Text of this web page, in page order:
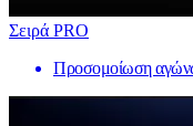
Σειρά PRO
Προσομοίωση